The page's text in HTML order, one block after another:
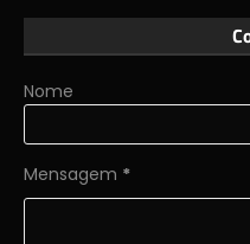
Nome
Mensagem *